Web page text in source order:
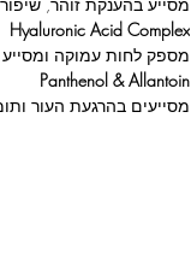
Hyaluronic Acid Complex
מספק לחות עמוקה
Panthenol & Allantoin
מסייעים בהרגעת העור